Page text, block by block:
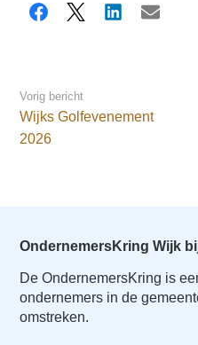
Facebook
X LinkedInE-mail
Vorig bericht
Wijks Golfevenement
2026
OndernemersKring Wijk
De OndernemersKring is
ondernemers in de
omstreken.